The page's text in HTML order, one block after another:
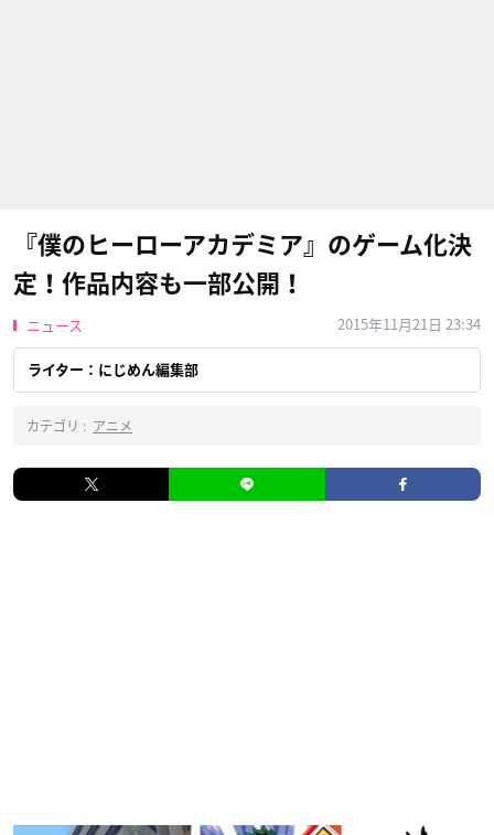
『僕のヒーローアカデミア』のゲーム化決
定！作品内容も一部公開！
ニュース 2015年11月21日 23:34
ライター：にじめん編集部
カテゴリ : アニメ